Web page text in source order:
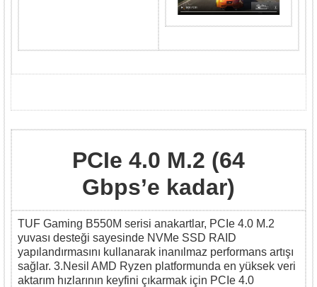
PCIe 4.0 M.2 (64
Gbps’e kadar)
TUF Gaming B550M serisi anakartlar, PCIe 4.0 M.2
yuvası desteği sayesinde NVMe SSD RAID
yapılandırmasını kullanarak inanılmaz performans artışı
sağlar. 3.Nesil AMD Ryzen platformunda en yüksek veri
aktarım hızlarının keyfini çıkarmak için PCIe 4.0